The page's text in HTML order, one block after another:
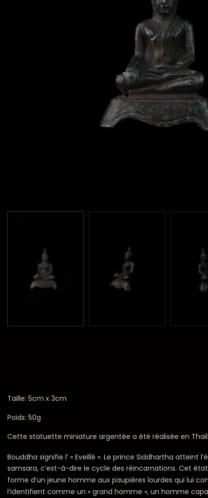
Taille: 5cm x 3cm
Poids: 50g
Cette statuette miniature argentée a été réalisée en
Bouddha signifie l’ « Eveillé ». Le prince Siddhartha atteint
samsara, c’est-à-dire le cycle des réincarnations. Cet
forme d’un jeune homme aux paupières lourdes qui lui
l’identifient comme un « grand homme », un homme